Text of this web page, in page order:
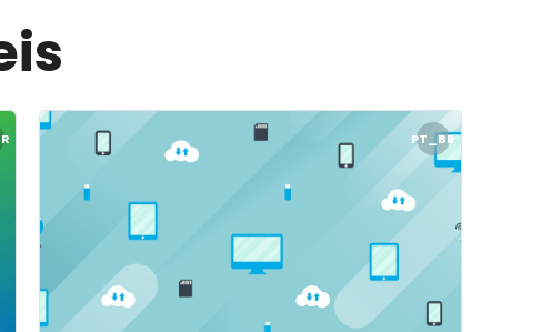
das Empresas - 25.1
PT_BR
Imagem do curso" Ferramentas Computacionais - FC26.1